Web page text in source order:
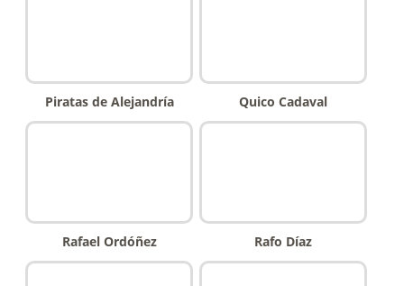
Piratas de Alejandría Quico Cadaval
Rafael Ordóñez Rafo Díaz